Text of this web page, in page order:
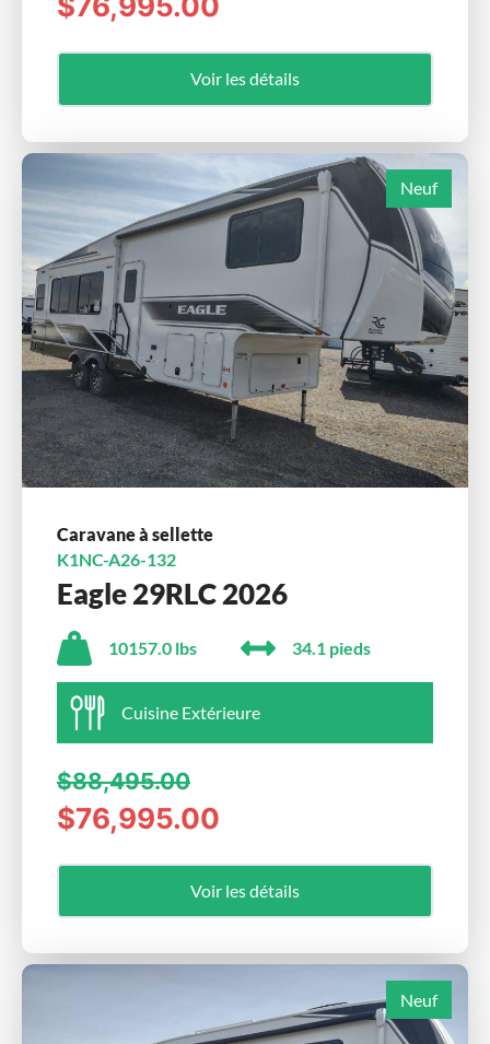
Voir les détails
Neuf
Caravane à sellette
K1NC-A26-132
Eagle 29RLC 2026
10157.0 lbs 34.1 pieds
Cuisine Extérieure
$88,495.00
$76,995.00
Voir les détails
Neuf